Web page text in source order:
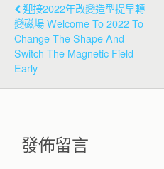
迎接2022年改變造型提早轉
變磁場 Welcome To 2022 To
Change The Shape And
Switch The Magnetic Field
Early
發佈留言